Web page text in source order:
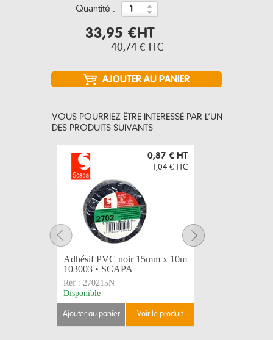
quantité :
33,95 €HT
40,74 € TTC
VOUS POURRIEZ ÊTRE INTERESSÉ PAR L’UN
DES PRODUITS SUIVANTS
0,87 € HT
1,04 € TTC
Adhésif PVC noir 15mm x 10m
103003 • SCAPA
Réf : 270215N
Disponible
ajouter au panier voir le produit